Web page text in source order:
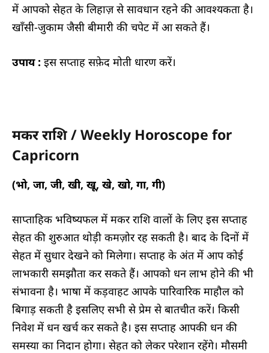
में आपको सेहत के लिहाज़ से सावधान रहने की आवश्यकता है।
खाँसी-जुकाम जैसी बीमारी की चपेट में आ सकते हैं।
उपाय : इस सप्ताह सफ़ेद मोती धारण करें।
मकर राशि / Weekly Horoscope for
Capricorn
(भो, जा, जी, खी, खू, खे, खो, गा, गी)
साप्ताहिक भविष्यफल में मकर राशि वालों के लिए इस सप्ताह
सेहत की शुरुआत थोड़ी कमज़ोर रह सकती है। बाद के दिनों में
सेहत में सुधार देखने को मिलेगा। सप्ताह के अंत में आप कोई
लाभकारी समझौता कर सकते हैं। आपको धन लाभ होने की भी
संभावना है। भाषा में कड़वाहट आपके पारिवारिक माहौल को
बिगाड़ सकती है इसलिए सभी से प्रेम से बातचीत करें। किसी
निवेश में धन खर्च कर सकते है। इस सप्ताह आपकी धन की
समस्या का निदान होगा। सेहत को लेकर परेशान रहेंगे। मौसमी